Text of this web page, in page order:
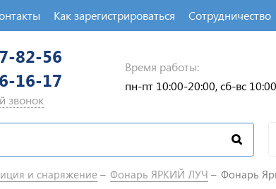
Как зарегистрироваться Сотрудничество
82-56
16-17
звонок
Время работы:
пн-пт 10:00-20:00, сб-вс
и снаряжение Фонарь ЯРКИЙ ЛУЧ Фонарь